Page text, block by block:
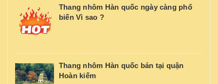
Thang nhôm Hàn quốc ngày càng phổ
biến Vì sao ?
Thang nhôm Hàn quốc bán tại quận
Hoàn kiếm